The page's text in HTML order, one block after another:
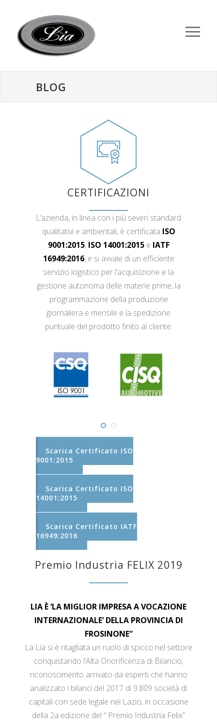
BLOG
CERTIFICAZIONI
L’azienda, in linea con i più severi standard
qualitativi e ambientali, è certificata ISO
9001:2015, ISO 14001:2015e IATF
16949:2016, e si avvale di un efficiente
servizio logistico per l’acquisizione e la
gestione autonoma delle materie prime, la
programmazione della produzione
giornaliera e mensile e la spedizione
puntuale del prodotto finito al cliente.
Scarica Certificato ISO
9001:2015
Scarica Certificato ISO
14001:2015
Scarica Certificato IATF
16949:2016
Premio Industria FELIX 2019
LIA È ‘LA MIGLIOR IMPRESA A VOCAZIONE
INTERNAZIONALE’ DELLA PROVINCIA DI
FROSINONE”
La Lia si è ritagliata un ruolo di spicco nel settore
conquistando l’Alta Onorificenza di Bilancio,
riconoscimento arrivato da esperti che hanno
analizzato i bilanci del 2017 di 9.809 società di
capitali con sede legale nel Lazio, in occasione
della 2a edizione del “ Premio Industria Felix”